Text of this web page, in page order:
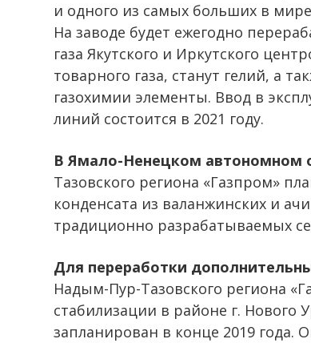
и одного из самых больших в
На заводе будет ежегодно
газа Якутского и Иркутского
товарного газа, станут гелий, а
газохимии элементы. Ввод в
линий состоится в 2021 году.
В Ямало-Ненецком автономном
Тазовского региона «Газпром»
конденсата из валанжинских и
традиционно разрабатываемых
Для переработки
Надым-Пур-Тазовского региона
стабилизации в районе г. Нового
запланирован в конце 2019 года.